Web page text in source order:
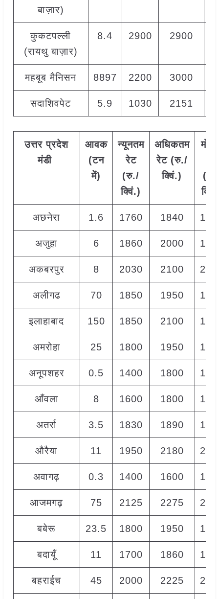
बाज़ार)
कुकटपल्ली
(रायथु बाज़ार)
8.4 2900 2900
महबूब मैनिसन 8897 2200 3000
सदाशिवपेट 5.9 1030 2151
उत्तर प्रदेश
मंडी
आवक
(टन
में)
न्यूनतम
रेट
(रु./
क्विं.)
अधिकतम
रेट (रु./
क्विं.)
(
अछनेरा 1.6 1760 1840
अजुहा 6 1860 2000
अकबरपुर 8 2030 2100
अलीगढ 70 1850 1950
इलाहाबाद 150 1850 2100
अमरोहा 25 1800 1950
अनूपशहर 0.5 1400 1800
आँवला 8 1600 1800
अतर्रा 3.5 1830 1890
औरैया 11 1950 2180
अवागढ़ 0.3 1400 1600
आजमगढ़ 75 2125 2275
बबेरू 23.5 1800 1950
बदायूँ 11 1700 1860
बहराईच 45 2000 2225